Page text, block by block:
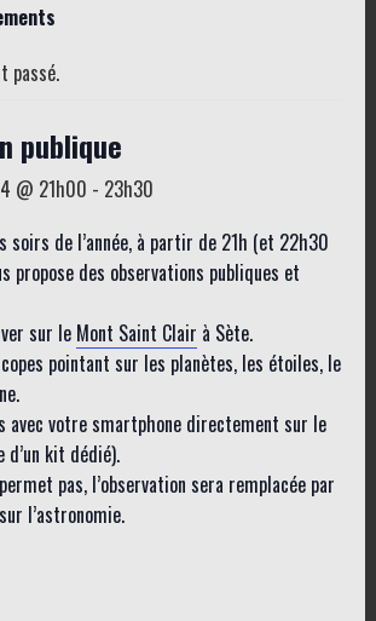
passé.
publique
@ 21h00 - 23h30
soirs de l’année, à partir de 21h (et 22h30
propose des observations publiques et
sur le Mont Saint Clair à Sète.
pointant sur les planètes, les étoiles, le
avec votre smartphone directement sur le
d’un kit dédié).
pas, l’observation sera remplacée par
l’astronomie.